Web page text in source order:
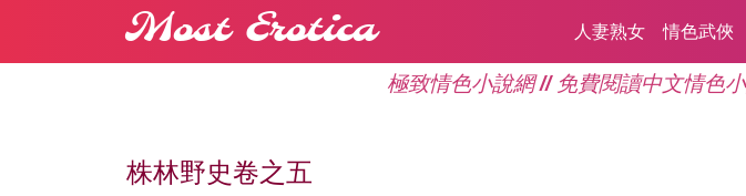
Most Erotica 人妻熟女 情色武俠
極致情色小說網 // 免費閱讀中文情色
株林野史卷之五